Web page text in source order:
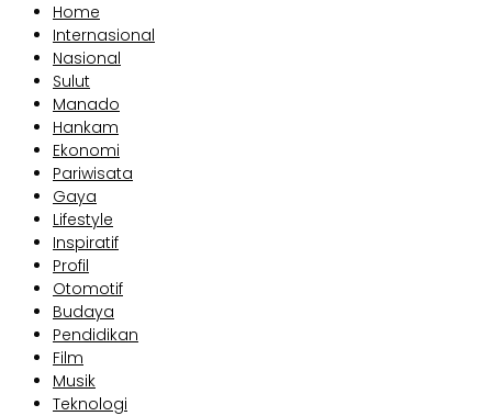
Home
Internasional
Nasional
Sulut
Manado
Hankam
Ekonomi
Pariwisata
Gaya
Lifestyle
Inspiratif
Profil
Otomotif
Budaya
Pendidikan
Film
Musik
Teknologi